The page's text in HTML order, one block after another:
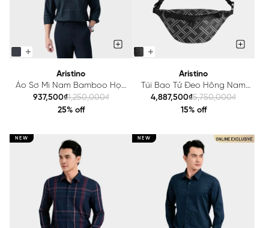
Aristino
Áo Sơ Mi Nam Bamboo Họa
Tiết Aristino Regular Fit
ALS1720S2
937,500₫1,250,000₫
25% off
Aristino
Túi Bao Tử Đeo Hông Nam
Canvas Đen Aristino
AWB0010S2
4,887,500₫5,750,000₫
15% off
NEW NEW